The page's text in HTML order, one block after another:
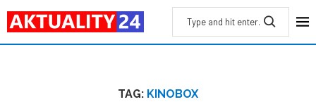
TAG: KINOBOX